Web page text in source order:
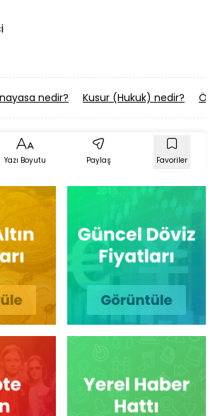
nedir? Kusur (Hukuk) nedir?
Yazı Boyutu Paylaş Favoriler